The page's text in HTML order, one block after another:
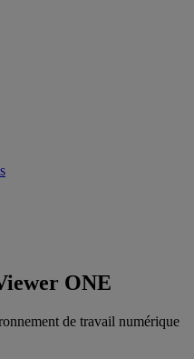
ONE
de travail numérique